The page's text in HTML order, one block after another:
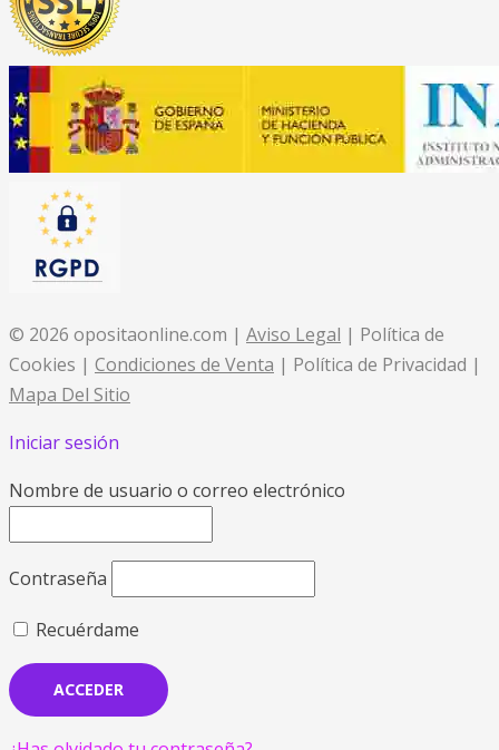
© 2026 opositaonline.com | Aviso Legal | Política de
Cookies | Condiciones de Venta | Política de Privacidad |
Mapa Del Sitio
Iniciar sesión
Nombre de usuario o correo electrónico
Contraseña
Recuérdame